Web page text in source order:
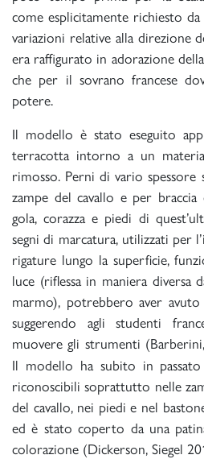
come esplicitamente richiesto
variazioni relative alla direzione
era raffigurato in adorazione
che per il sovrano francese
potere.
Il modello è stato eseguito
terracotta intorno a un
rimosso. Perni di vario
zampe del cavallo e per
gola, corazza e piedi di
segni di marcatura, utilizzati per
rigature lungo la superficie,
luce (riflessa in maniera diversa
marmo), potrebbero aver avuto
suggerendo agli studenti
muovere gli strumenti
Il modello ha subito in
riconoscibili soprattutto nelle
del cavallo, nei piedi e nel
ed è stato coperto da una
colorazione (Dickerson, Siegel